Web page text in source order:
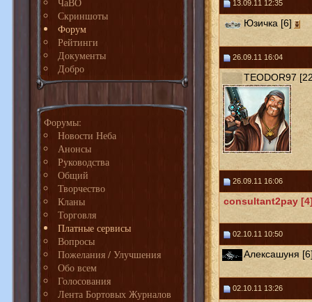
Скриншоты
Форум
Рейтинги
Документы
Добро
Форумы:
Новости Неба
Анонсы
Руководства
Общий
Творчество
Кланы
Торговля
Платные сервисы
Вопросы
Пожелания / Улучшения
Обо всем
Голосования
Лента Бортовых Журналов
13.09.11 12:35
Юзичка [6]
26.09.11 16:04
TEODOR97
26.09.11 16:06
consultant2pay
02.10.11 10:50
Алексашуня
02.10.11 13:26